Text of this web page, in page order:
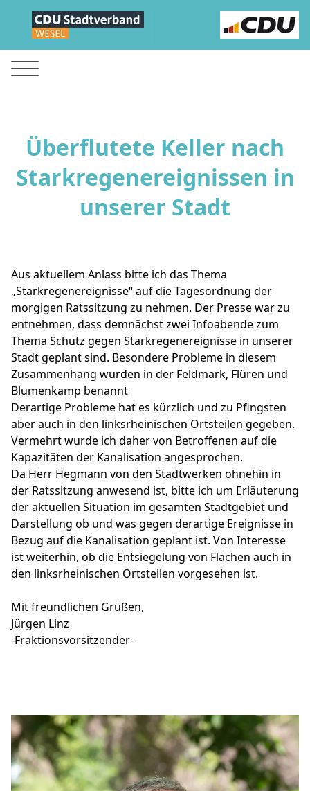
Überflutete Keller nach
Starkregenereignissen in
unserer Stadt
Aus aktuellem Anlass bitte ich das Thema
„Starkregenereignisse“ auf die Tagesordnung der
morgigen Ratssitzung zu nehmen. Der Presse war zu
entnehmen, dass demnächst zwei Infoabende zum
Thema Schutz gegen Starkregenereignisse in unserer
Stadt geplant sind. Besondere Probleme in diesem
Zusammenhang wurden in der Feldmark, Flüren und
Blumenkamp benannt
Derartige Probleme hat es kürzlich und zu Pfingsten
aber auch in den linksrheinischen Ortsteilen gegeben.
Vermehrt wurde ich daher von Betroffenen auf die
Kapazitäten der Kanalisation angesprochen.
Da Herr Hegmann von den Stadtwerken ohnehin in
der Ratssitzung anwesend ist, bitte ich um Erläuterung
der aktuellen Situation im gesamten Stadtgebiet und
Darstellung ob und was gegen derartige Ereignisse in
Bezug auf die Kanalisation geplant ist. Von Interesse
ist weiterhin, ob die Entsiegelung von Flächen auch in
den linksrheinischen Ortsteilen vorgesehen ist.
Mit freundlichen Grüßen,
Jürgen Linz
-Fraktionsvorsitzender-